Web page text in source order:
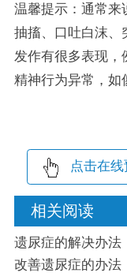
温馨提示：通常来
抽搐、口吐白沫、
发作有很多表现，
精神行为异常，如
点击在线
相关阅读
遗尿症的解决办法
改善遗尿症的办法